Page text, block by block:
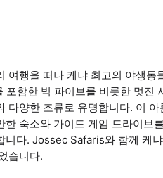
행을 떠나 케냐 최고의 야생동
함한 빅 파이브를 비롯한 멋진
다양한 조류로 유명합니다. 이
숙소와 가이드 게임 드라이브
다. Jossec Safaris와 함께 케
습니다.